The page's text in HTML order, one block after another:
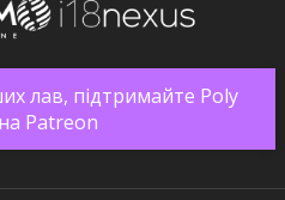
лав, підтримайте Poly
Patreon